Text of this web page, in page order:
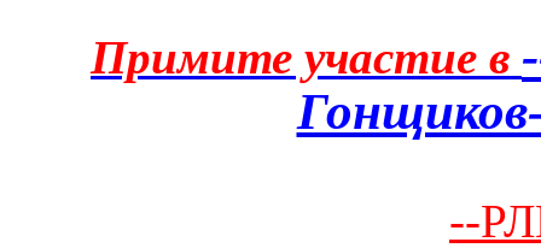
Примите участие в
--